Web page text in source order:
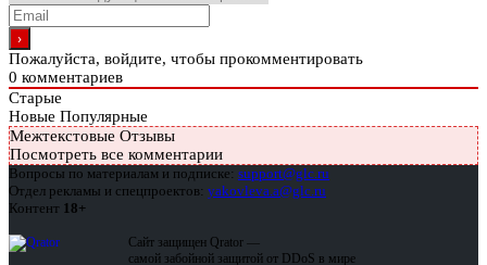
Пожалуйста, войдите, чтобы прокомментировать
0 комментариев
Старые
Новые Популярные
Межтекстовые Отзывы
Посмотреть все комментарии
Вопросы по материалам и подписке: support@glc.ru
Отдел рекламы и спецпроектов: yakovleva.a@glc.ru
Контент 18+
Сайт защищен Qrator —
самой забойной защитой от DDoS в мире